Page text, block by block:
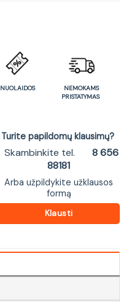
NUOLAIDOS
NEMOKAMS
PRISTATYMAS
Turite papildomų klausimų?
Skambinkite tel.
8 656
88181
Arba užpildykite užklausos
formą
Klausti